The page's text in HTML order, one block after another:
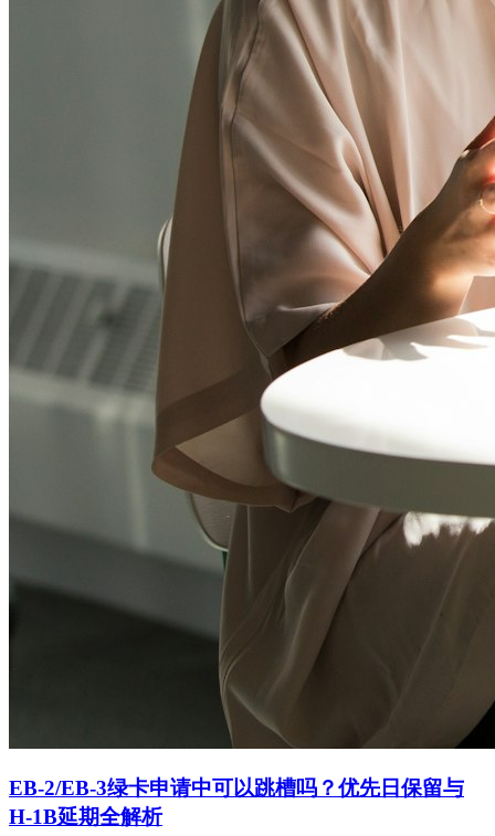
EB-2/EB-3绿卡申请中可以跳槽吗？优先日保留与
H-1B延期全解析